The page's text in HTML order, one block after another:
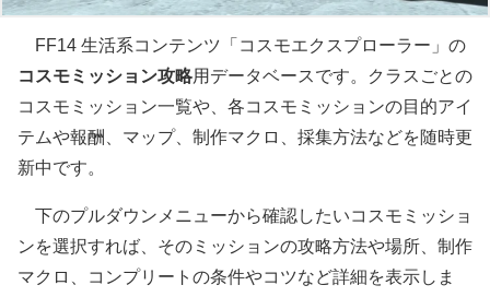
FF14 生活系コンテンツ「コスモエクスプローラー」の
コスモミッション攻略用データベースです。クラスごとの
コスモミッション一覧や、各コスモミッションの目的アイ
テムや報酬、マップ、制作マクロ、採集方法などを随時更
新中です。
下のプルダウンメニューから確認したいコスモミッショ
ンを選択すれば、そのミッションの攻略方法や場所、制作
マクロ、コンプリートの条件やコツなど詳細を表示しま